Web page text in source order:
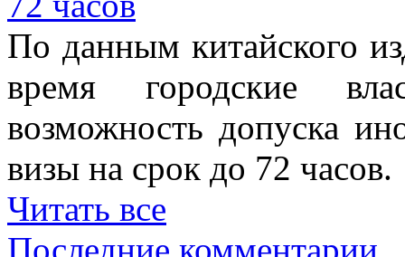
По данным китайского
время городские
возможность допуска
визы на срок до 72 часов.
Читать все
Последние комментарии